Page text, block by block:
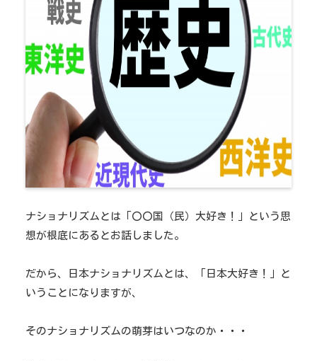
ナショナリズムとは「〇〇国（民）大好き！」という思
想が根底にあるとお話しました。
だから、日本ナショナリズムとは、「日本大好き！」と
いうことになりますが、
そのナショナリズムの萌芽はいつなのか・・・